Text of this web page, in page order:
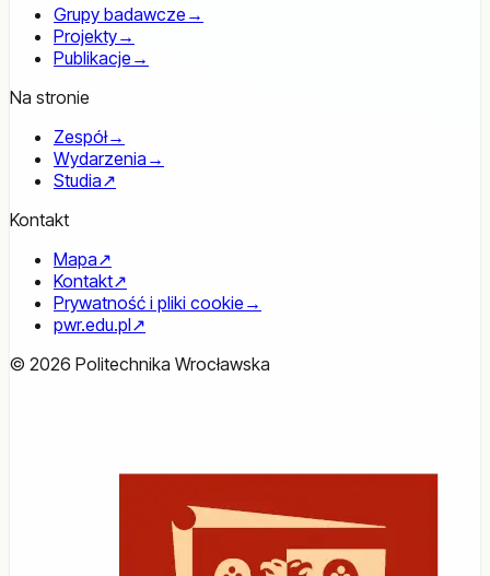
Grupy badawcze →
Projekty→
Publikacje →
Na stronie
Zespół→
Wydarzenia →
Studia↗
Kontakt
Mapa↗
Kontakt↗
Prywatność i pliki cookie →
pwr.edu.pl↗
© 2026 Politechnika Wrocławska